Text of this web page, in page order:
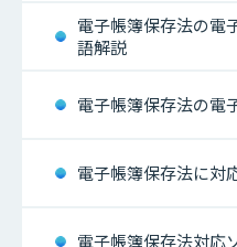
電子帳簿保存法の電
語解説
電子帳簿保存法の電
電子帳簿保存法に対
電子帳簿保存法対応